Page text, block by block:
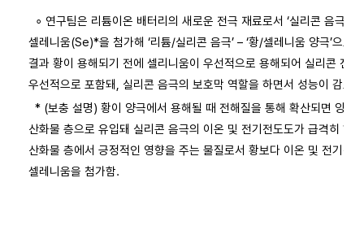
∘ 연구팀은 리튬이온 배터리의 새로운 전극 재료로서 ‘실리콘 음극’과
셀레니움(Se)*을 첨가해 ‘리튬/실리콘 음극’ – ‘황/셀레니움 양극’으로
결과 황이 용해되기 전에 셀리니움이 우선적으로 용해되어 실리콘 전
우선적으로 포함돼, 실리콘 음극의 보호막 역할을 하면서 성능이 감소
* (보충 설명) 황이 양극에서 용해될 때 전해질을 통해 확산되면 양극
산화물 층으로 유입돼 실리콘 음극의 이온 및 전기전도도가 급격히 하
산화물 층에서 긍정적인 영향을 주는 물질로서 황보다 이온 및 전기전
셀레니움을 첨가함.